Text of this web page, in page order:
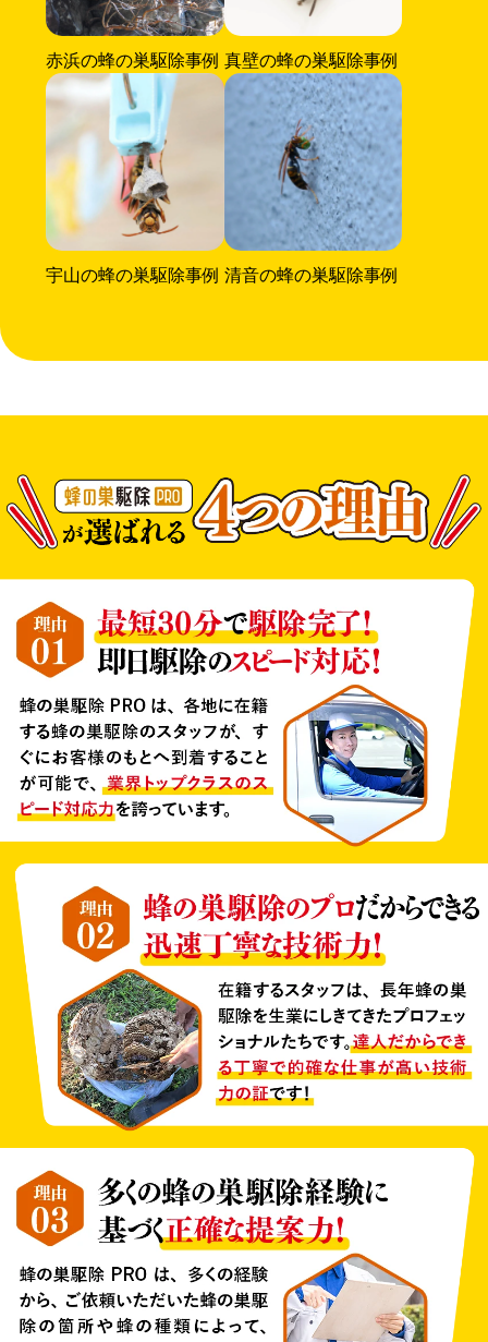
赤浜の蜂の巣駆除事例 真壁の蜂の巣駆除事例
宇山の蜂の巣駆除事例 清音の蜂の巣駆除事例